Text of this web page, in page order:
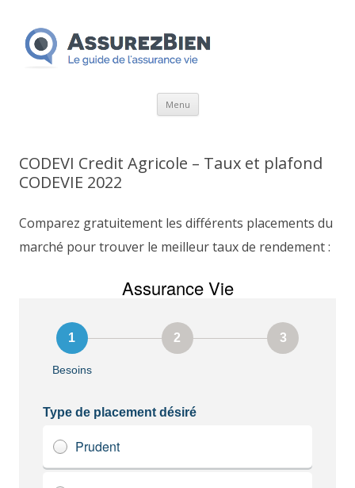
Menu Aller
CODEVI Credit Agricole – Taux et plafond
CODEVIE 2022
Comparez gratuitement les différents placements du
marché pour trouver le meilleur taux de rendement :